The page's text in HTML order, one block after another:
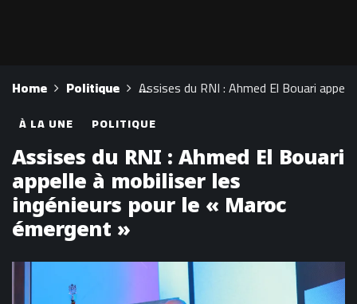
Home Politique Assises du RNI : Ahmed El Bouari
À LA UNE POLITIQUE
Assises du RNI : Ahmed El Bouari
appelle à mobiliser les
ingénieurs pour le « Maroc
émergent »